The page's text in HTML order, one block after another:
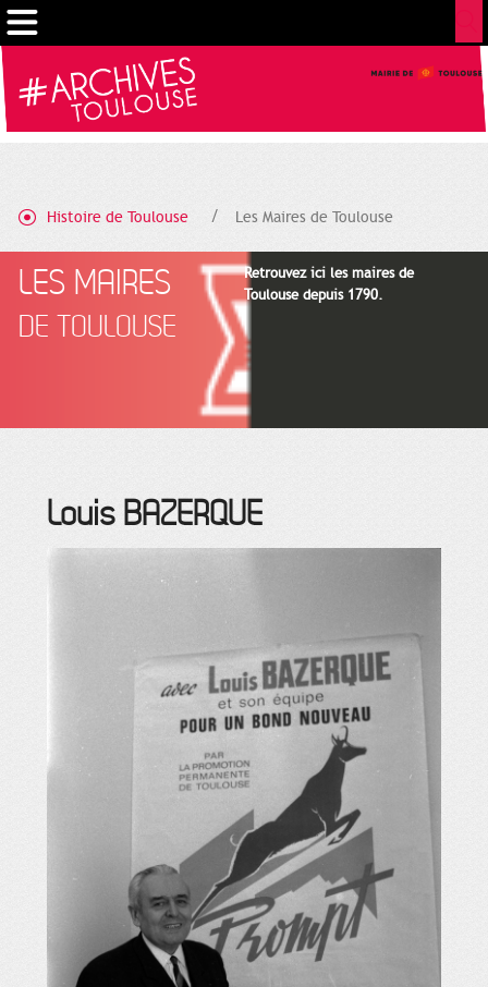
Histoire de Toulouse Les Maires de Toulouse
LES MAIRES
DE TOULOUSE
Retrouvez ici les maires de
Toulouse depuis 1790.
Louis BAZERQUE
Gestion de vos préférences sur les cookies